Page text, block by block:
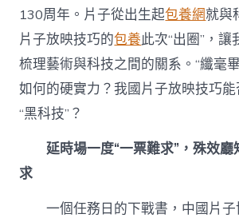
130周年。片子從出生起包養網就與
片子放映技巧的包養此次“出圈”，
梳理藝術與科技之間的關系。“纖毫
如何的硬實力？我國片子放映技巧
“黑科技”？
延時場一度“一票難求”，殊效
求
一個任務日的下戰書，中國片